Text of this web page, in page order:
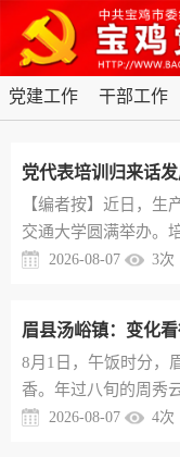
党建工作 干部工作
党代表培训归来话发
【编者按】近日，生
交通大学圆满举办。
聚焦乡村全面振兴、
民情怀。为推动培训
“行动”，促进互学互
整理摘编，予...
2026-08-07 3次
眉县汤峪镇：变化
8月1日，午饭时分，
香。年过八旬的周秀
盈盈。“村里有了食堂
2026-08-07 4次